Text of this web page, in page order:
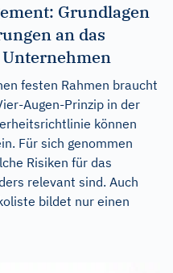
Grundlagen
an das
festen Rahmen braucht
Augen-Prinzip in der
können
Für sich genommen
Risiken für das
relevant sind. Auch
bildet nur einen